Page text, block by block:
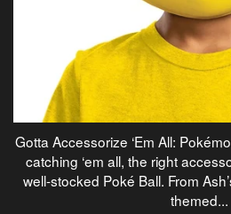
Gotta Accessorize ‘Em All:
catching ‘em all, the right
well-stocked Poké Ball. From
themed...